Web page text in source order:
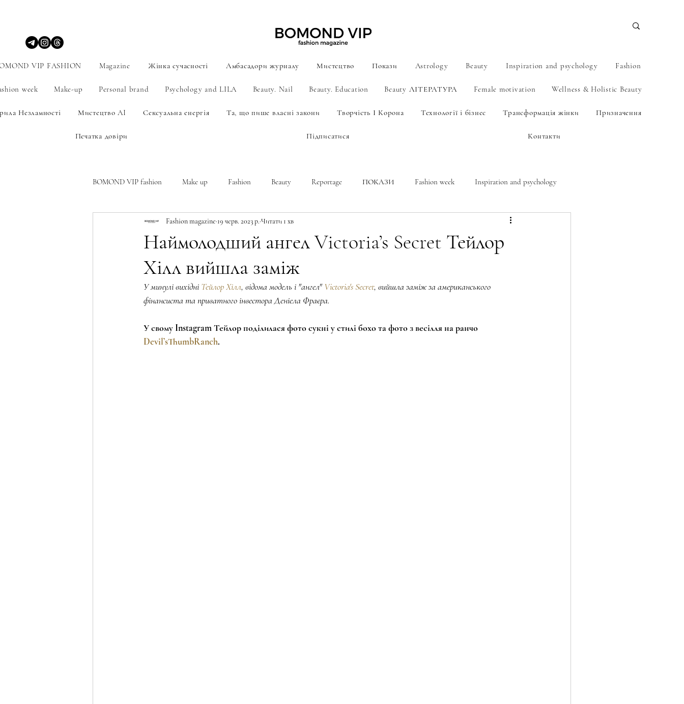
VIP FASHION Magazine Жінка сучасності Амбасадори журналу Мистецтво Покази Astrology Beauty Inspiration and psychology Fashion
week Make-up Personal brand Psychology and LILA Beauty. Nail Beauty. Education Beauty ЛІТЕРАТУРА Female motivation Wellness & Holistic Beauty
Незламності Мистецтво AI Сексуальна енергія Та, що пише власні закони Творчість І Корона Технології і бізнес Трансформація жінки Призначення
Печатка довіри Підписатися Контакти
BOMOND VIP fashion Make up Fashion Beauty Reportage ПОКАЗИ Fashion week Inspiration and psychology
Мистецтво Personal brand A new era of men's fashion
Трансформація жінки Psychology and LILA
Wellness & Holistic Beauty Column BEAUTY ЛІТЕРАТУРА
Female motivation Сексуальна енергія
Наймолодший ангел Victoria’s Secret Тейлор
Хілл вийшла заміж
Fashion magazine 19 черв. 2023 р. Читати 1 хв
У минулі вихідні Тейлор Хілл, відома модель і "ангел" Victoria's Secret, вийшла заміж за американського
фінансиста та приватного інвестора Деніела Фраєра.
У свому Instagram Тейлор поділилася фото сукні у стилі бохо та фото з весілля на ранчо
Devil’sThumbRanch.